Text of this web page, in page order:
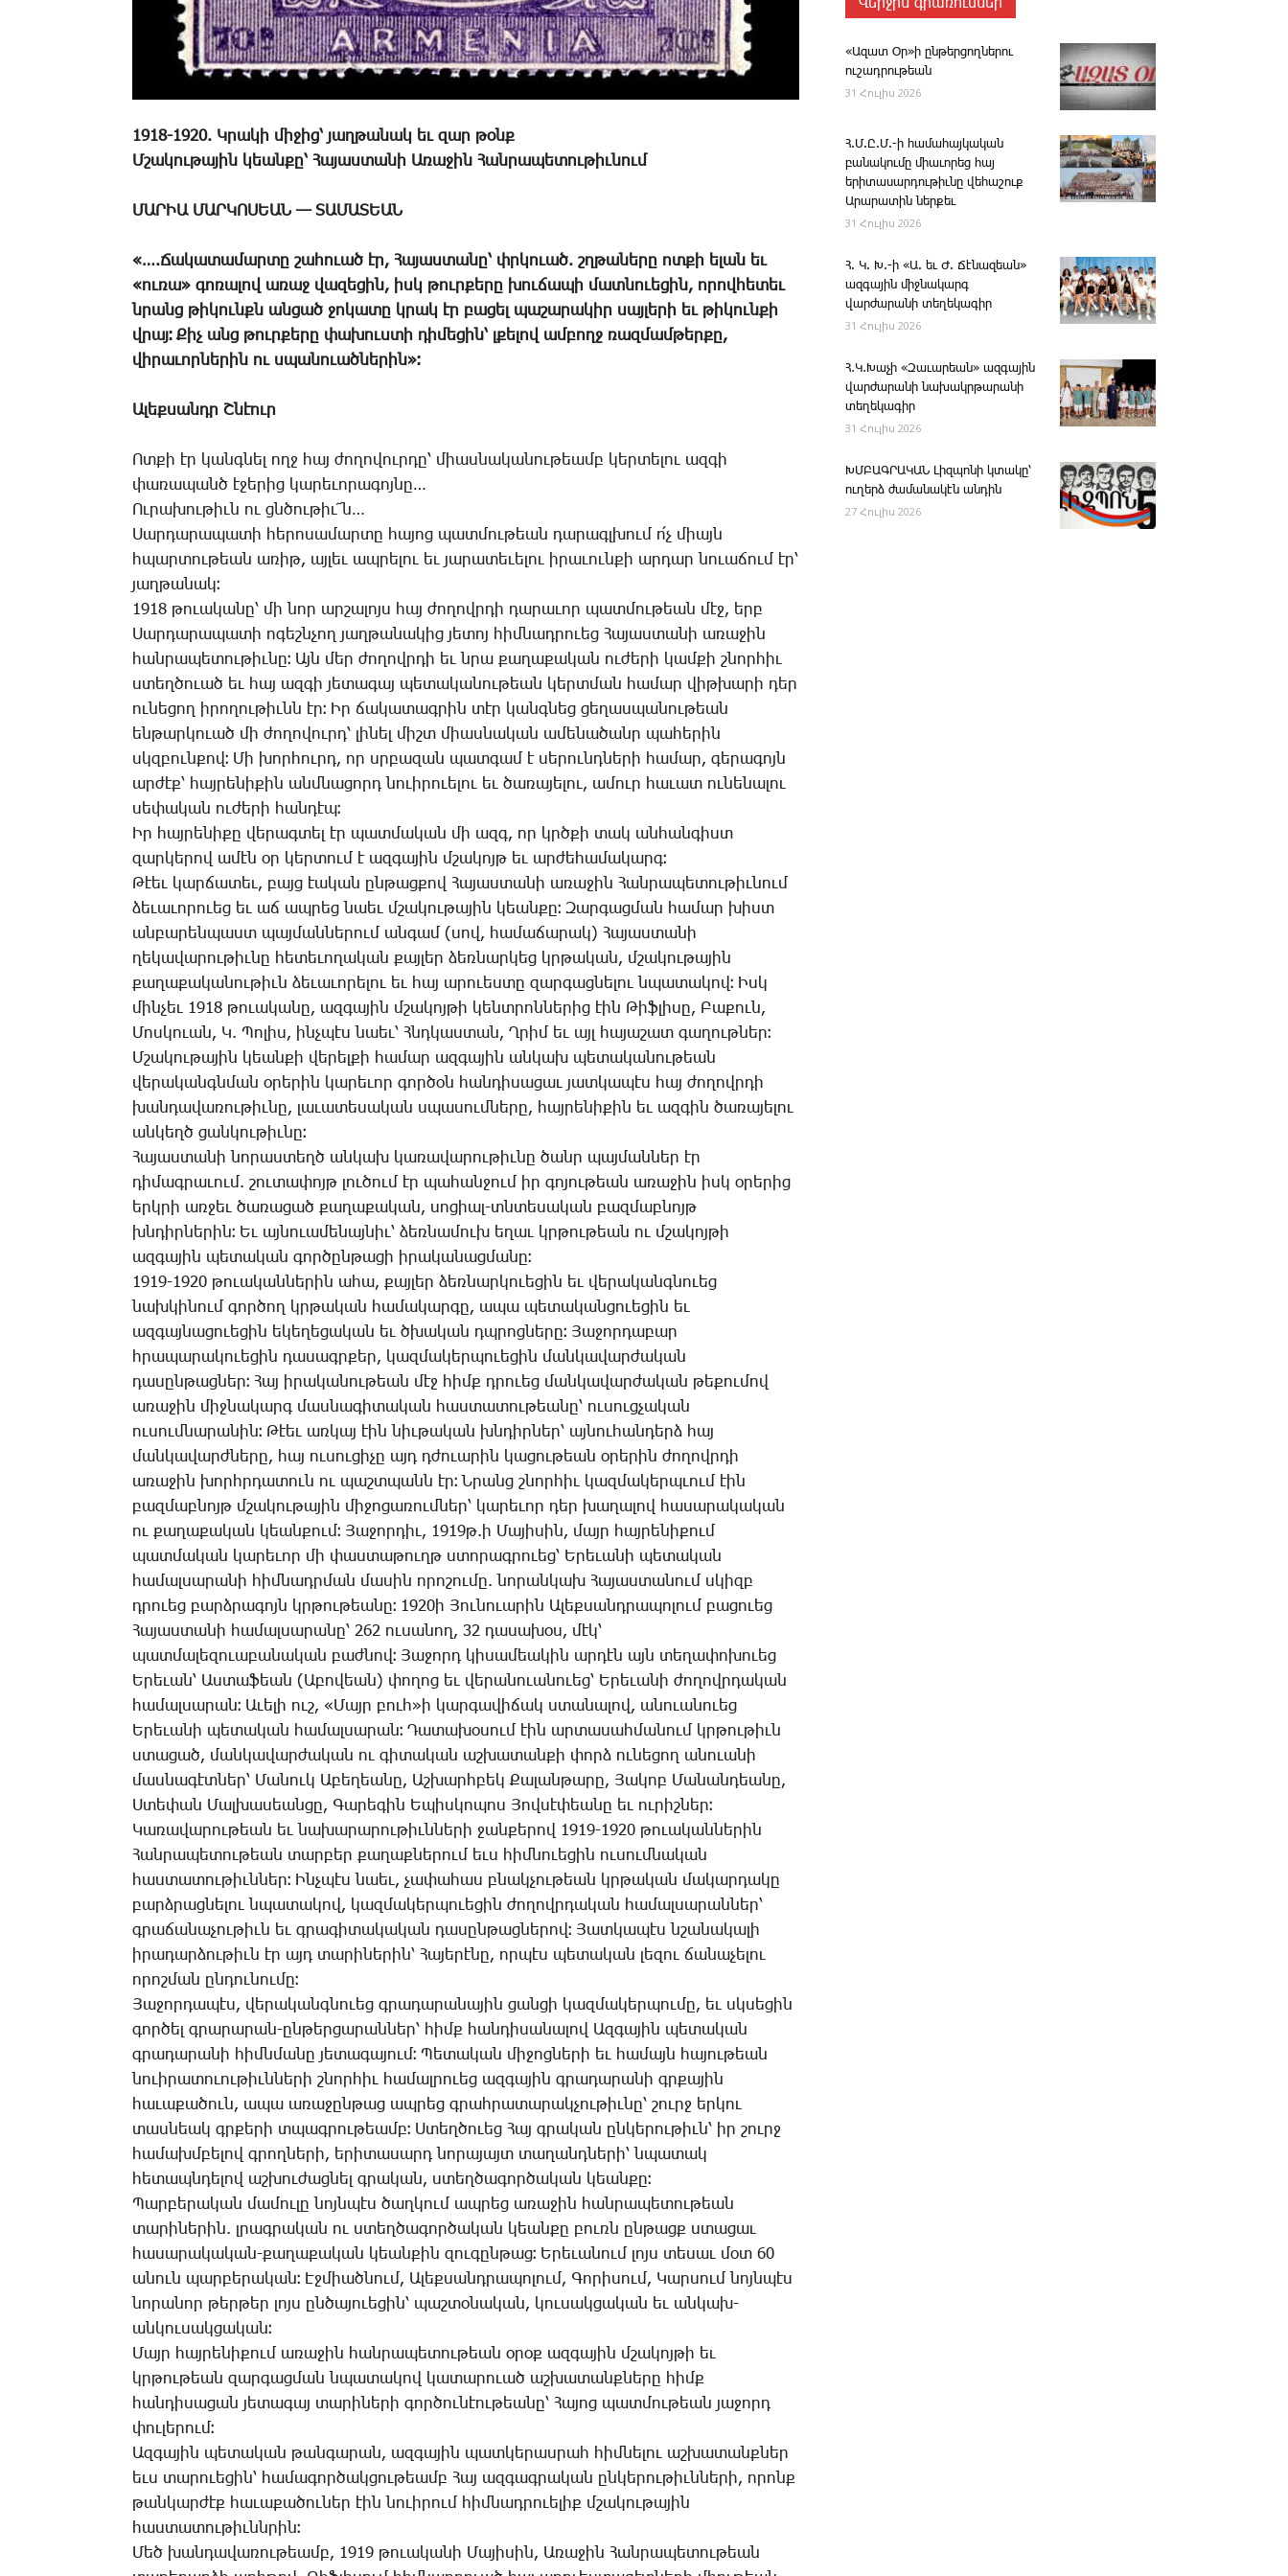
1918-1920. Կրակի միջից՝ յաղթանակ եւ զար թօնք
Մշակութային կեան­քը՝ Հայաստանի Առաջին Հանրապետութիւնում
ՄԱՐԻԱ ՄԱՐԿՈՍԵԱՆ — ՏԱՄԱՏԵԱՆ
«….­Ճա­կա­տա­մար­տը շա­հո­ւած էր, ­Հա­յաս­տա­նը՝ փրկո­ւած. շղթա­նե­րը ոտ­քի ե­լան եւ
«ու­ռա» գո­ռա­լով ա­ռաջ վա­զե­ցին, իսկ թուր­քե­րը խու­ճա­պի մատ­նո­ւե­ցին, ո­րով­հե­տեւ
նրանց թի­կունքն ան­ցած ջո­կա­տը կրակ էր բա­ցել պա­շա­րա­կիր սայ­լե­րի եւ թի­կուն­քի
վրայ։ ­Քիչ անց թուր­քե­րը փա­խուս­տի դի­մե­ցին՝ լքե­լով ամ­բողջ ռազ­մամ­թեր­քը,
վի­րա­ւոր­նե­րին ու սպա­նո­ւած­նե­րին»։
Ա­լեք­սանդր Շ­նէուր
Ոտ­քի էր կանգ­նել ողջ հայ ժո­ղո­վուր­դը՝ միաս­նա­կա­նու­թեամբ կեր­տե­լու ազ­գի
փա­ռա­պանծ է­ջե­րից կա­րե­ւո­րա­գոյ­նը…
Ու­րա­խու­թիւն ու ցնծու­թիւ՜ն…
Սար­դա­րա­պա­տի հե­րո­սա­մար­տը հա­յոց պատ­մու­թեան դա­րագլ­խում ո՛չ միայն
հպար­տու­թեան ա­ռիթ, այ­լեւ ապ­րե­լու եւ յա­րա­տե­ւե­լու ի­րա­ւուն­քի ար­դար նո­ւա­ճում էր՝
յաղ­թա­նակ։
1918 թո­ւա­կա­նը՝ մի նոր ար­շա­լոյս հայ ժո­ղովր­դի դա­րա­ւոր պատ­մու­թեան մէջ, երբ
­Սար­դա­րա­պա­տի ո­գեշն­չող յաղ­թա­նա­կից յե­տոյ հիմ­նադ­րո­ւեց ­Հա­յաս­տա­նի ա­ռա­ջին
հան­րա­պե­տու­թիւ­նը։ Այն մեր ժո­ղովր­դի եւ նրա քա­ղա­քա­կան ու­ժե­րի կամ­քի շնոր­հիւ
ստեղ­ծո­ւած եւ հայ ազ­գի յե­տա­գայ պե­տա­կա­նու­թեան կերտ­ման հա­մար վիթ­խա­րի դեր
ու­նե­ցող ի­րո­ղու­թիւնն էր։ Իր ճա­կա­տագ­րին տէր կանգ­նեց ցե­ղաս­պա­նու­թեան
են­թար­կո­ւած մի ժո­ղո­վուրդ՝ լի­նել միշտ միաս­նա­կան ա­մե­նա­ծանր պա­հե­րին
սկզբուն­քով։ ­Մի խոր­հուրդ, որ սրբա­զան պատ­գամ է սե­րունդ­նե­րի հա­մար, գե­րա­գոյն
ար­ժէք՝ հայ­րե­նի­քին անմ­նա­ցորդ նո­ւի­րո­ւե­լու եւ ծա­ռա­յե­լու, ա­մուր հա­ւատ ու­նե­նա­լու
սե­փա­կան ու­ժե­րի հան­դէպ։
Իր հայ­րե­նի­քը վե­րագ­տել էր պատ­մա­կան մի ազգ, որ կրծքի տակ ան­հան­գիստ
զար­կե­րով ա­մէն օր կեր­տում է ազ­գա­յին մշա­կոյթ եւ ար­ժե­հա­մա­կարգ։
Թէեւ կար­ճա­տեւ, բայց էա­կան ըն­թաց­քով ­Հա­յաս­տա­նի ա­ռա­ջին ­Հան­րա­պե­տու­թիւ­նում
ձե­ւա­ւո­րո­ւեց եւ աճ ապ­րեց նաեւ մշա­կու­թա­յին կեան­քը։ ­Զար­գաց­ման հա­մար խիստ
ան­բա­րեն­պաստ պայ­ման­նե­րում ան­գամ (սով, հա­մա­ճա­րակ) ­Հա­յաս­տա­նի
ղե­կա­վա­րու­թիւ­նը հե­տե­ւո­ղա­կան քայ­լեր ձեռ­նար­կեց կրթա­կան, մշա­կու­թա­յին
քա­ղա­քա­կա­նու­թիւն ձե­ւա­ւո­րե­լու եւ հայ ա­րո­ւես­տը զար­գաց­նե­լու նպա­տա­կով։ Իսկ
մին­չեւ 1918 թո­ւա­կա­նը, ազ­գա­յին մշա­կոյ­թի կենտ­րոն­նե­րից էին ­Թիֆ­լի­սը, ­Բա­քուն,
­Մոս­կո­ւան, Կ. ­Պո­լիս, ինչ­պէս նաեւ՝ Հնդ­կաս­տան, Ղ­րիմ եւ այլ հա­յա­շատ գա­ղութ­ներ։
Մ­շա­կու­թա­յին կեան­քի վե­րել­քի հա­մար ազ­գա­յին ան­կախ պե­տա­կա­նու­թեան
վե­րա­կանգն­ման օ­րե­րին կա­րե­ւոր գոր­ծօն հան­դի­սա­ցաւ յատ­կա­պէս հայ ժո­ղովր­դի
խան­դա­վա­ռու­թիւ­նը, լա­ւա­տե­սա­կան սպա­սում­նե­րը, հայ­րե­նի­քին եւ ազ­գին ծա­ռա­յե­լու
ան­կեղծ ցան­կու­թիւ­նը։
Հա­յաս­տա­նի նո­րաս­տեղծ ան­կախ կա­ռա­վա­րու­թիւ­նը ծանր պայ­ման­ներ էր
դի­մագ­րա­ւում. շու­տա­փոյթ լու­ծում էր պա­հան­ջում իր գո­յու­թեան ա­ռա­ջին իսկ օ­րե­րից
երկ­րի առ­ջեւ ծա­ռա­ցած քա­ղա­քա­կան, սո­ցիալ-տնտե­սա­կան բազ­մաբ­նոյթ
խնդիր­նե­րին։ Եւ այ­նո­ւա­մե­նայ­նիւ՝ ձեռ­նա­մուխ ե­ղաւ կրթու­թեան ու մշա­կոյ­թի
ազ­գա­յին պե­տա­կան գոր­ծըն­թա­ցի ի­րա­կա­նաց­մա­նը։
1919-1920 թո­ւա­կան­նե­րին ա­հա, քայ­լեր ձեռ­նար­կո­ւե­ցին եւ վե­րա­կանգ­նո­ւեց
նախ­կի­նում գոր­ծող կրթա­կան հա­մա­կար­գը, ա­պա պե­տա­կան­ցո­ւե­ցին եւ
ազ­գայ­նա­ցո­ւե­ցին ե­կե­ղե­ցա­կան եւ ծխա­կան դպրոց­նե­րը։ ­Յա­ջոր­դա­բար
հրա­պա­րա­կո­ւե­ցին դա­սագր­քեր, կազ­մա­կեր­պո­ւե­ցին ման­կա­վար­ժա­կան
դա­սըն­թաց­ներ։ ­Հայ ի­րա­կա­նու­թեան մէջ հիմք դրո­ւեց ման­կա­վար­ժա­կան թե­քու­մով
ա­ռա­ջին միջ­նա­կարգ մաս­նա­գի­տա­կան հաս­տա­տու­թեա­նը՝ ու­սուց­չա­կան
ու­սում­նա­րա­նին։ ­Թէեւ առ­կայ էին նիւ­թա­կան խնդիր­ներ՝ այ­նու­հան­դերձ հայ
ման­կա­վարժ­նե­րը, հայ ու­սու­ցի­չը այդ դժո­ւա­րին կա­ցու­թեան օ­րե­րին ժո­ղովր­դի
ա­ռա­ջին խորհր­դա­տուն ու պաշտ­պանն էր։ Ն­րանց շնոր­հիւ կազ­մա­կերպ­ւում էին
բազ­մաբ­նոյթ մշա­կու­թա­յին մի­ջո­ցա­ռում­ներ՝ կա­րե­ւոր դեր խա­ղա­լով հա­սա­րա­կա­կան
ու քա­ղա­քա­կան կեան­քում։ ­Յա­ջոր­դիւ, 1919թ­.ի ­Մա­յի­սին, մայր հայ­րե­նի­քում
պատ­մա­կան կա­րե­ւոր մի փաս­տա­թուղթ ստո­րագ­րո­ւեց՝ Ե­րե­ւա­նի պե­տա­կան
հա­մալ­սա­րա­նի հիմ­նադր­ման մա­սին ո­րո­շու­մը. նո­րան­կախ ­Հա­յաս­տա­նում սկիզբ
դրո­ւեց բարձ­րա­գոյն կրթու­թեա­նը։ 1920ի ­Յու­նո­ւա­րին Ա­լեք­սանդ­րա­պո­լում բա­ցո­ւեց
­Հա­յաս­տա­նի հա­մալ­սա­րա­նը՝ 262 ու­սա­նող, 32 դա­սա­խօս, մէկ՝
պատ­մա­լե­զո­ւա­բա­նա­կան բաժ­նով։ ­Յա­ջորդ կի­սա­մեա­կին ար­դէն այն տե­ղա­փո­խո­ւեց
Ե­րե­ւան՝ Աս­տա­ֆեան (Ա­բո­վեան) փո­ղոց եւ վե­րա­նո­ւա­նո­ւեց՝ Ե­րե­ւա­նի ժո­ղովր­դա­կան
հա­մալ­սա­րան։ Ա­ւե­լի ուշ, «­Մայր բուհ»ի կար­գա­վի­ճակ ստա­նա­լով, ա­նո­ւա­նո­ւեց
Ե­րե­ւա­նի պե­տա­կան հա­մալ­սա­րան։ ­Դա­տա­խօ­սում էին ար­տա­սահ­մա­նում կրթու­թիւն
ստա­ցած, ման­կա­վար­ժա­կան ու գի­տա­կան աշ­խա­տան­քի փորձ ու­նե­ցող ա­նո­ւա­նի
մաս­նա­գէտ­ներ՝ ­Մա­նուկ Ա­բե­ղեա­նը, Աշ­խարհ­բեկ ­Քա­լան­թա­րը, ­Յա­կոբ ­Մա­նան­դեա­նը,
Ս­տե­փան ­Մալ­խա­սեան­ցը, ­Գա­րե­գին Ե­պիս­կո­պոս ­Յով­սէ­փեա­նը եւ ու­րիշ­ներ։
Կա­ռա­վա­րու­թեան եւ նա­խա­րա­րու­թիւն­նե­րի ջան­քե­րով 1919-1920 թո­ւա­կան­նե­րին
­Հան­րա­պե­տու­թեան տար­բեր քա­ղաք­նե­րում եւս հիմ­նո­ւե­ցին ու­սում­նա­կան
հաս­տա­տու­թիւն­ներ։ Ինչ­պէս նաեւ, չա­փա­հաս բնակ­չու­թեան կրթա­կան մա­կար­դա­կը
բարձ­րաց­նե­լու նպա­տա­կով, կազ­մա­կեր­պո­ւե­ցին ժո­ղովր­դա­կան հա­մալ­սա­րան­ներ՝
գրա­ճա­նա­չու­թիւն եւ գրա­գի­տա­կա­կան դա­սըն­թաց­նե­րով։ ­Յատ­կա­պէս նշա­նա­կա­լի
ի­րա­դար­ձու­թիւն էր այդ տա­րի­նե­րին՝ ­Հա­յե­րէ­նը, որ­պէս պե­տա­կան լե­զու ճա­նա­չե­լու
ո­րոշ­ման ըն­դու­նու­մը։
Յա­ջոր­դա­պէս, վե­րա­կանգ­նո­ւեց գրա­դա­րա­նա­յին ցան­ցի կազ­մա­կեր­պու­մը, եւ սկսե­ցին
գոր­ծել գրա­րա­րան-ըն­թեր­ցա­րան­ներ՝ հիմք հան­դի­սա­նա­լով Ազ­գա­յին պե­տա­կան
գրա­դա­րա­նի հիմն­մա­նը յե­տա­գա­յում։ ­Պե­տա­կան մի­ջոց­նե­րի եւ հա­մայն հա­յու­թեան
նո­ւի­րա­տո­ւու­թիւն­նե­րի շնոր­հիւ հա­մալ­րո­ւեց ազ­գա­յին գրա­դա­րա­նի գրքա­յին
հա­ւա­քա­ծուն, ա­պա ա­ռա­ջըն­թաց ապ­րեց գրահ­րա­տա­րակ­չու­թիւ­նը՝ շուրջ եր­կու
տաս­նեակ գրքե­րի տպագ­րու­թեամբ։ Ս­տեղ­ծո­ւեց ­Հայ գրա­կան ըն­կե­րու­թիւն՝ իր շուրջ
հա­մախմ­բե­լով գրող­նե­րի, ե­րի­տա­սարդ նո­րա­յայտ տա­ղանդ­նե­րի՝ նպա­տակ
հե­տապն­դե­լով աշ­խու­ժաց­նել գրա­կան, ստեղ­ծա­գոր­ծա­կան կեան­քը։
Պար­բե­րա­կան մա­մու­լը նոյն­պէս ծաղ­կում ապ­րեց ա­ռա­ջին հան­րա­պե­տու­թեան
տա­րի­նե­րին. լրագ­րա­կան ու ստեղ­ծա­գոր­ծա­կան կեան­քը բուռն ըն­թացք ստա­ցաւ
հա­սա­րա­կա­կան-քա­ղա­քա­կան կեան­քին զու­գըն­թաց։ Ե­րե­ւա­նում լոյս տե­սաւ մօտ 60
ա­նուն պար­բե­րա­կան։ Էջ­միած­նում, Ա­լեք­սանդ­րա­պո­լում, ­Գո­րի­սում, ­Կար­սում նոյն­պէս
նո­րա­նոր թեր­թեր լոյս ըն­ծա­յո­ւե­ցին՝ պաշ­տօ­նա­կան, կու­սակ­ցա­կան եւ ան­կախ-
ան­կու­սակ­ցա­կան։
Մայր հայ­րե­նի­քում ա­ռա­ջին հան­րա­պե­տու­թեան օ­րօք ազ­գա­յին մշա­կոյ­թի եւ
կրթու­թեան զար­գաց­ման նպա­տա­կով կա­տա­րո­ւած աշ­խա­տանք­նե­րը հիմք
հան­դի­սա­ցան յե­տա­գայ տա­րի­նե­րի գոր­ծու­նէու­թեա­նը՝ ­Հա­յոց պատ­մու­թեան յա­ջորդ
փու­լե­րում։
Ազ­գա­յին պե­տա­կան թան­գա­րան, ազ­գա­յին պատ­կե­րաս­րահ հիմ­նե­լու աշ­խա­տանք­ներ
եւս տա­րո­ւե­ցին՝ հա­մա­գոր­ծակ­ցու­թեամբ ­Հայ ազ­գագ­րա­կան ըն­կե­րու­թիւն­նե­րի, ո­րոնք
թան­կար­ժէք հա­ւա­քա­ծու­ներ էին նո­ւի­րում հիմ­նադ­րո­ւե­լիք մշա­կու­թա­յին
հաս­տա­տու­թիւնն­րին։
Մեծ խան­դա­վա­ռու­թեամբ, 1919 թո­ւա­կա­նի ­Մա­յի­սին, Ա­ռա­ջին ­Հան­րա­պե­տու­թեան
Վերջին գրառումներ
«Ազատ Օր»ի ընթերցողներու
ուշադրութեան
31 Հուլիս 2026
Հ.Մ.Ը.Մ.-ի համահայկական
բանակումը միաւորեց հայ
երիտասարդութիւնը վեհաշուք
Արարատին ներքեւ
31 Հուլիս 2026
Հ. Կ. Խ.-ի «Ա. եւ Ժ. ­Ճէնազեան»
ազգային միջնակարգ
վարժարանի տեղեկագիր
31 Հուլիս 2026
Հ․Կ․Խաչի «Զաւարեան» ազգային
վարժարանի նախակրթարանի
տեղեկագիր
31 Հուլիս 2026
ԽՄԲԱԳՐԱԿԱՆ ­Լիզպոնի կտակը՝
ուղերձ ժամանակէն անդին
27 Հուլիս 2026